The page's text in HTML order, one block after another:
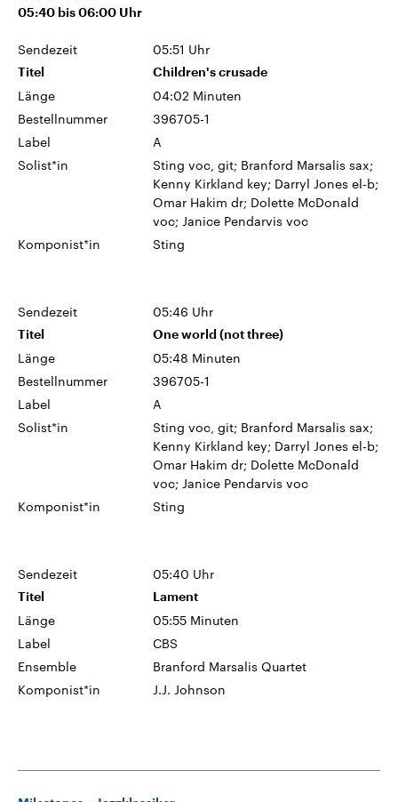
05:40 bis 06:00 Uhr
Sendezeit 05:51 Uhr
Titel Children's crusade
Länge
04:02 Minuten
Bestellnummer
396705-1
Label
A
Solist*in
Sting voc, git; Branford Marsalis sax;
Kenny Kirkland key; Darryl Jones el-b;
Omar Hakim dr; Dolette McDonald
voc; Janice Pendarvis voc
Komponist*in
Sting
Sendezeit 05:46 Uhr
Titel One world (not three)
Länge
05:48 Minuten
Bestellnummer
396705-1
Label
A
Solist*in
Sting voc, git; Branford Marsalis sax;
Kenny Kirkland key; Darryl Jones el-b;
Omar Hakim dr; Dolette McDonald
voc; Janice Pendarvis voc
Komponist*in
Sting
Sendezeit 05:40 Uhr
Titel Lament
Länge
05:55 Minuten
Label
CBS
Ensemble
Branford Marsalis Quartet
Komponist*in
J.J. Johnson